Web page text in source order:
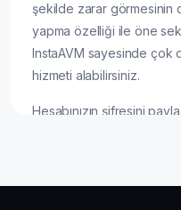
şekilde zarar görmesinin
yapma özelliği ile öne
InstaAVM sayesinde çok
hizmeti alabilirsiniz.
Hesabınızın şifresini